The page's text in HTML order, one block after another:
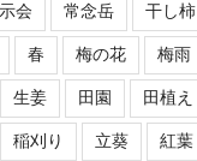
会 常念岳 干し柿
春 梅の花 梅雨
生姜 田園 田植え
稲刈り 立葵 紅葉